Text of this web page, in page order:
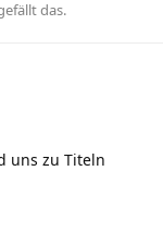
das.
uns zu Titeln